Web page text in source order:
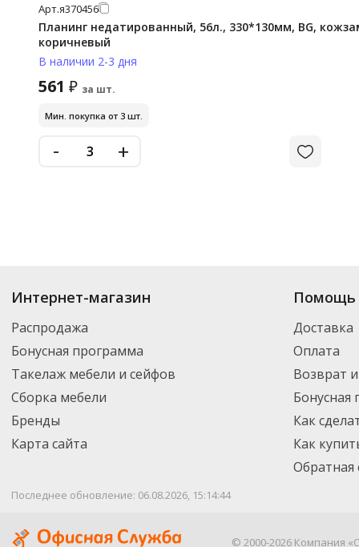
Арт.я370456
Планинг недатированный, 56л., 330*130мм, BG,
коричневый
В наличии 2-3 дня
561 ₽ за шт.
Мин. покупка от 3 шт.
- +
Интернет-магазин
Распродажа
Бонусная программа
Такелаж мебели и сейфов
Сборка мебели
Бренды
Карта сайта
Помощь
Доставка
Оплата
Возврат
Бонусная
Как
Как
Обратная
Последнее обновление: 06.08.2026, 15:14:44
© 2000-2026 Компания